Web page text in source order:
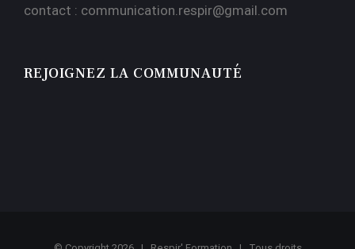
contact : communication.respir@gmail.com
REJOIGNEZ LA COMMUNAUTÉ